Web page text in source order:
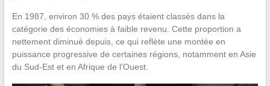
En 1987, environ 30 % des pays étaient classés dans la
catégorie des économies à faible revenu. Cette proportion a
nettement diminué depuis, ce qui reflète une montée en
puissance progressive de certaines régions, notamment en Asie
du Sud-Est et en Afrique de l’Ouest.